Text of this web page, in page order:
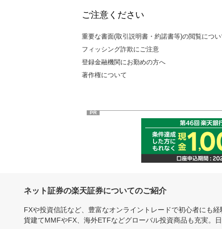
ご注意ください
重要な書面(取引説明書・約諾書等)の閲覧につ
フィッシング詐欺にご注意
登録金融機関にお勤めの方へ
著作権について
PR
ネット証券の楽天証券についてのご紹介
FXや投資信託など、豊富なオンライントレードで初心者にも
貨建てMMFやFX、海外ETFなどグローバル投資商品も充実。